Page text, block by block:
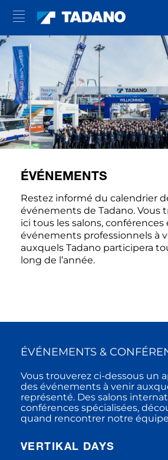
ÉVÉNEMENTS
Restez informé du calendrier
événements de Tadano. Vous
ici tous les salons, conférences
événements professionnels à
auxquels Tadano participera
long de l’année.
ÉVÉNEMENTS &
Vous trouverez ci-dessous un
des événements à venir
représenté. Des salons
conférences spécialisées,
quand rencontrer notre
VERTIKAL DAYS